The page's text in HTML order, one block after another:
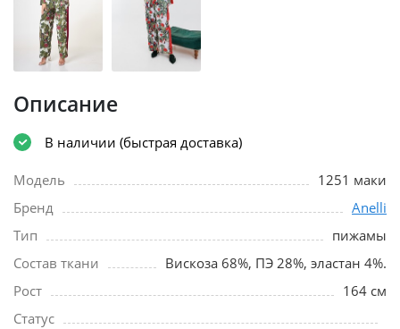
Описание
В наличии (быстрая доставка)
Модель
1251 маки
Бренд
Anelli
Тип
пижамы
Состав ткани
Вискоза 68%, ПЭ 28%, эластан 4%.
Рост
164 см
Статус